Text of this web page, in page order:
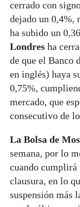
cerrado con
dejado un 0,4%,
ha subido un
Londres ha
de que el Banco
en inglés) haya
0,75%,
mercado, que
consecutivo de
La Bolsa de
semana, por lo
cuando cumplirá
clausura, en lo
suspensión más